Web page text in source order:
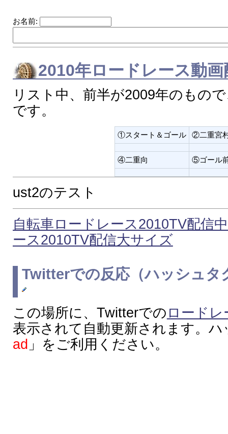
お名前:
2010年ロードレース動
リスト中、前半が2009年のもの
です。
①スタート＆ゴール ②二重宮
④二重向 ⑤ゴール
ust2のテスト
自転車ロードレース2010TV配信
ース2010TV配信大サイズ
Twitterでの反応（ハッシュタ
この場所に、Twitterでの ロードレ
表示されて自動更新されます。
ad 」をご利用ください。